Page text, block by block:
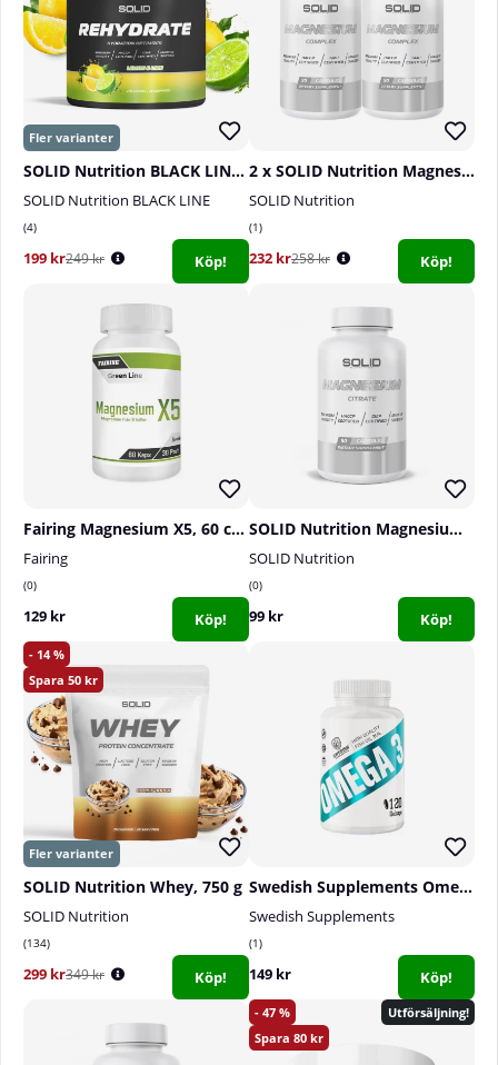
SOLID Nutrition BLACK LINE Rehydrate, 270 g
SOLID Nutrition BLACK LINE
4
199 kr249 kr Köp!
2 x SOLID Nutrition Magnesium Complex, 90 caps
SOLID Nutrition
1
232 kr258 kr Köp!
Fairing Magnesium X5, 60 caps
Fairing
0
129 kr Köp!
SOLID Nutrition Magnesium Citrate, 90 caps
SOLID Nutrition
0
99 kr Köp!
14
50
SOLID Nutrition Whey, 750 g
SOLID Nutrition
134
299 kr349 kr Köp!
Swedish Supplements Omega-3, 120 caps
Swedish Supplements
1
149 kr Köp!
47
80
Utförsäljning!